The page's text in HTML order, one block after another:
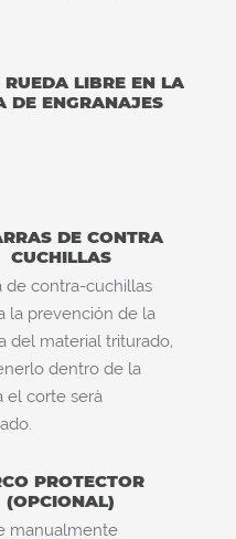
RUEDA LIBRE EN LA
DE ENGRANAJES
DE CONTRA
CUCHILLAS
de contra-cuchillas
la prevención de la
del material triturado,
dentro de la
el corte serà
PROTECTOR
(OPCIONAL)
manualmente